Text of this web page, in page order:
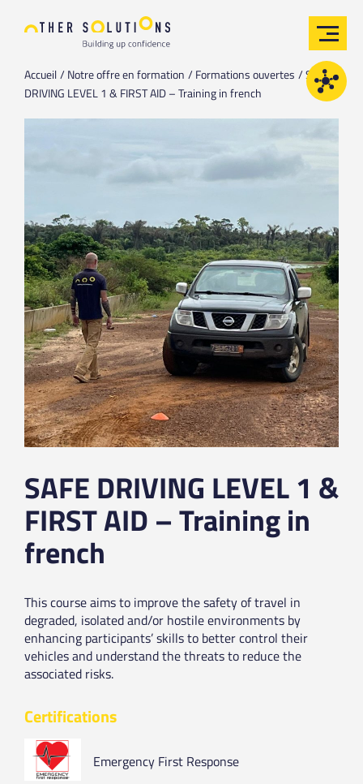
Accueil Notre offre en formation Formations ouvertes
SAFE
DRIVING LEVEL 1 & FIRST AID – Training in french
SAFE DRIVING LEVEL 1 &
FIRST AID – Training in
french
This course aims to improve the safety of travel in
degraded, isolated and/or hostile environments by
enhancing participants’ skills to better control their
vehicles and understand the threats to reduce the
associated risks.
Certifications
Emergency First Response